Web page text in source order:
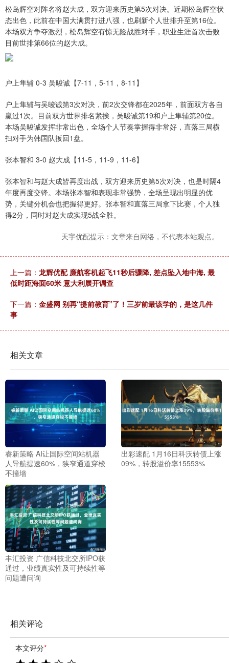
松岛辉空对阵名将赵大成，双方迎来历史第5次对决。近期松岛辉空状
态出色，此前在中国大满贯打进八强，也刷新个人世排升至第16位。
本场双方争夺激烈，松岛辉空有惊无险战胜对手，职业生涯首次击败
目前世排第66位的赵大成。
户上隼辅 0-3 吴晙诚【7-11，5-11，8-11】
户上隼辅与吴晙诚第3次对决，前2次交锋都在2025年，前面双方各自
赢过1次。目前双方世界排名紧挨，吴晙诚第19和户上隼辅第20位。
本场吴晙诚发挥非常出色，全场个人节奏掌握得非常好，直落三局横
扫对手为韩国队扳回1盘。
张本智和 3-0 赵大成【11-5，11-9，11-6】
张本智和与赵大成皆再度出战，双方迎来历史第5次对决，也是时隔4
年度再度交锋。本场张本智和表现非常强势，全场呈现出明显的优
势，关键分机会也把握得更好。张本智和直落三局拿下比赛，个人独
得2分，同时对赵大成实现5战全胜。
天宇优配提示：文章来自网络，不代表本站观点。
上一篇： 龙辉优配 廉航客机起飞11秒后骤降, 差点坠入地中海, 最
低时距海面60米 意大利展开调查
下一篇： 金盛网 别再“提前教育”了！三岁前最该学的，是这几件
事
相关文章
睿新策略 AI让国际空间站机器
人导航提速60%，狭窄通道穿梭
不撞墙
出彩速配 1月16日科沃转债上涨
09%，转股溢价率15553%
丰汇投资 广信科技北交所IPO获
通过，业绩真实性及可持续性等
问题遭问询
相关评论
本文评分*